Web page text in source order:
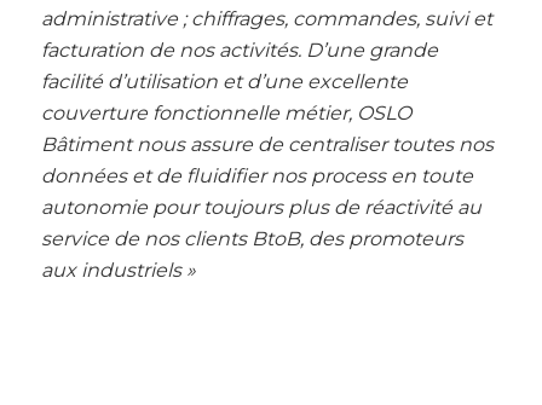
administrative ; chiffrages, commandes, suivi et
facturation de nos activités. D’une grande
facilité d’utilisation et d’une excellente
couverture fonctionnelle métier, OSLO
Bâtiment nous assure de centraliser toutes nos
données et de fluidifier nos process en toute
autonomie pour toujours plus de réactivité au
service de nos clients BtoB, des promoteurs
aux industriels »